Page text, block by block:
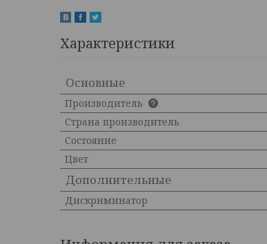
Характеристики
Основные
Производитель
Страна производитель
Состояние
Цвет
Дополнительные
Дискриминатор